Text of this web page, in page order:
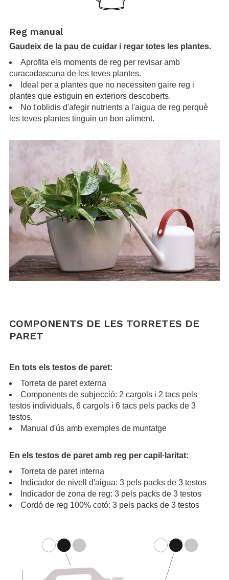
Reg manual
Gaudeix de la pau de cuidar i regar totes les plantes.
Aprofita els moments de reg per revisar amb
curacadascuna de les teves plantes.
Ideal per a plantes que no necessiten gaire reg i
plantes que estiguin en exteriors descoberts.
No t'oblidis d'afegir nutrients a l'aigua de reg perquè
les teves plantes tinguin un bon aliment.
COMPONENTS DE LES TORRETES DE
PARET
En tots els testos de paret:
Torreta de paret externa
Components de subjecció: 2 cargols i 2 tacs pels
testos individuals, 6 cargols i 6 tacs pels packs de 3
testos.
Manual d'ús amb exemples de muntatge
En els testos de paret amb reg per capil·laritat:
Torreta de paret interna
Indicador de nivell d'aigua: 3 pels packs de 3 testos
Indicador de zona de reg: 3 pels packs de 3 testos
Cordó de reg 100% cotó: 3 pels packs de 3 testos